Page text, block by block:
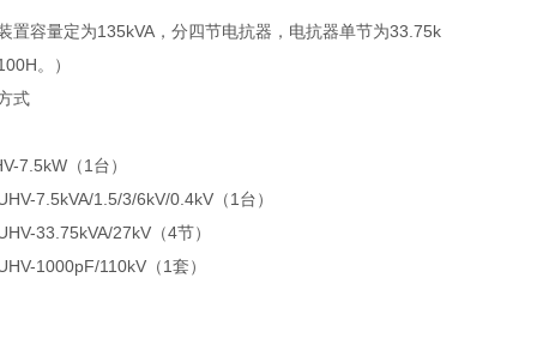
置容量定为135kVA，分四节电抗器，电抗器单节为33.75k
。）
式
7.5kW（1台）
7.5kVA/1.5/3/6kV/0.4kV（1台）
33.75kVA/27kV（4节）
1000pF/110kV（1套）